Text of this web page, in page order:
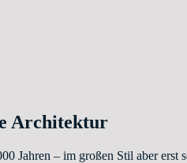
Architektur
Jahren – im großen Stil aber erst